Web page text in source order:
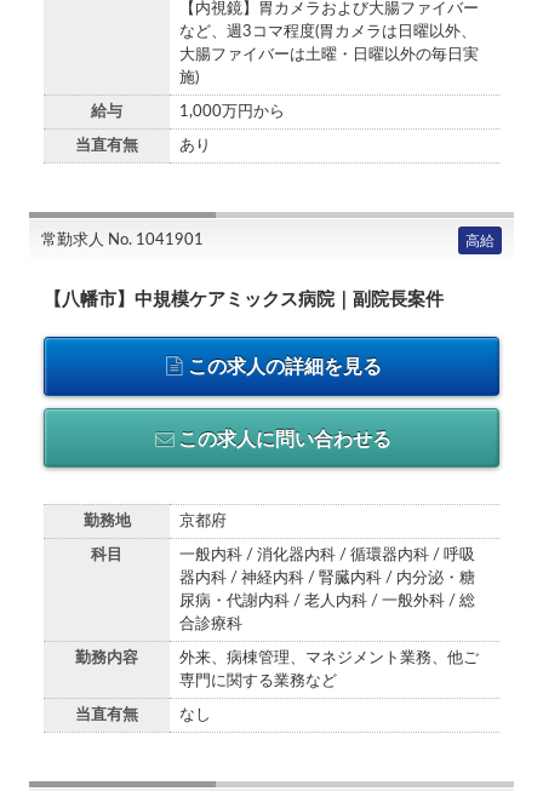
【内視鏡】胃カメラおよび大腸ファイバー
など、週3コマ程度(胃カメラは日曜以外、
大腸ファイバーは土曜・日曜以外の毎日実
施)
給与 1,000万円から
当直有無 あり
常勤求人 No. 1041901 高給
【八幡市】中規模ケアミックス病院｜副院長案件
この求人の詳細を見る
この求人に問い合わせる
勤務地 京都府
科目
一般内科 / 消化器内科 / 循環器内科 / 呼吸
器内科 / 神経内科 / 腎臓内科 / 内分泌・糖
尿病・代謝内科 / 老人内科 / 一般外科 / 総
合診療科
勤務内容
外来、病棟管理、マネジメント業務、他ご
専門に関する業務など
当直有無 なし